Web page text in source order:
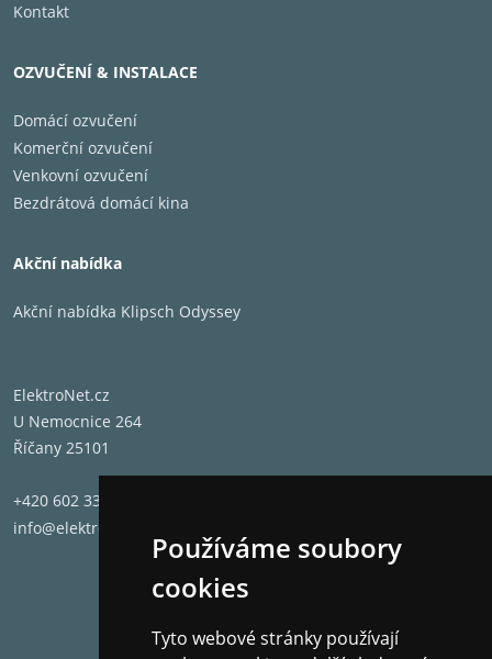
Používáme soubory
cookies
Tyto webové stránky používají
Kontakt
OZVUČENÍ & INSTALACE
Domácí ozvučení
Komerční ozvučení
Venkovní ozvučení
Bezdrátová domácí kina
Akční nabídka
Akční nabídka Klipsch Odyssey
ElektroNet.cz
U Nemocnice 264
Říčany 25101
+420 602 331 662
info@elektronet.cz